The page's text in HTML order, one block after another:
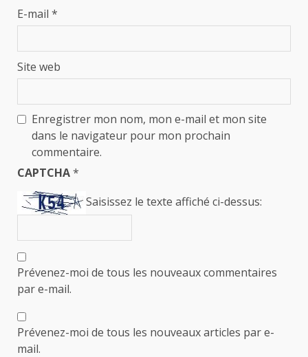
E-mail *
Site web
Enregistrer mon nom, mon e-mail et mon site
dans le navigateur pour mon prochain
commentaire.
CAPTCHA*
Saisissez le texte affiché ci-dessus:
Prévenez-moi de tous les nouveaux commentaires
par e-mail.
Prévenez-moi de tous les nouveaux articles par e-
mail.